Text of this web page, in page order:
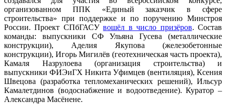
организованном ППК «Единый заказчик в сфере
строительства» при поддержке и по поручению Минстроя
России. Проект СПбГАСУвошёл в число призёров. Состав
команды: выпускники СФ Ульяна Гусева (металлические
конструкции), Аделия Якупова (железобетонные
конструкции), Игорь Мигилёв (геотехническая часть проекта),
Камаля Назрулоева (организация строительства) и
выпускники ФИЭиГХ Никита Уфимцев (вентиляция), Ксения
Швецова (разработка тепломеханических решений), Ильсур
Камалетдинов (водоснабжение и водоотведение). Куратор –
Александра Масёнене.